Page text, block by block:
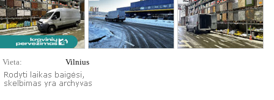
Vieta: Vilnius